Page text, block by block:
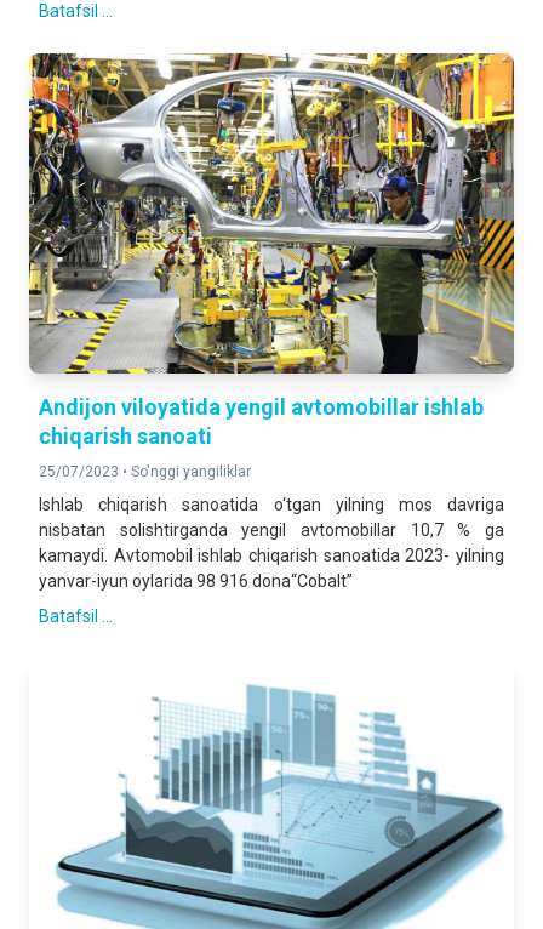
Batafsil ...
Andijon viloyatida yengil avtomobillar ishlab
chiqarish sanoati
25/07/2023 • So'nggi yangiliklar
Ishlab chiqarish sanoatida o‘tgan yilning mos davriga
nisbatan solishtirganda yengil avtomobillar 10,7 % ga
kamaydi. Avtomobil ishlab chiqarish sanoatida 2023- yilning
yanvar-iyun oylarida 98 916 dona“Cobalt”
Batafsil ...